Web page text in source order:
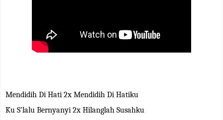
Mendidih Di Hati 2x Mendidih Di Hatiku
Ku S’lalu Bernyanyi 2x Hilanglah Susahku